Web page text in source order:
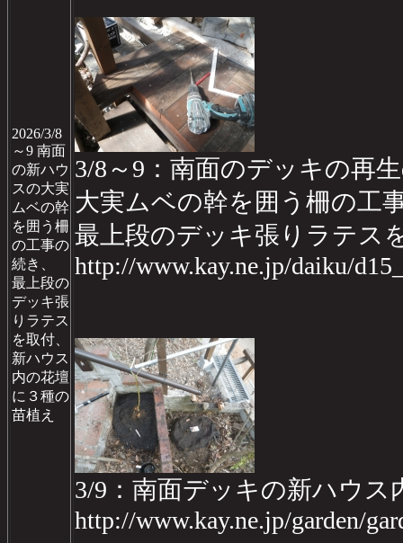
2026/3/8
～9 南面
の新ハウ
スの大実
ムベの幹
を囲う柵
の工事の
続き、
最上段の
デッキ張
りラテス
を取付、
新ハウス
内の花壇
に３種の
苗植え
3/8～9：南面のデッキの再生
大実ムベの幹を囲う柵の工
最上段のデッキ張りラテス
http://www.kay.ne.jp/daiku/
3/9：南面デッキの新ハウ
http://www.kay.ne.jp/garden/